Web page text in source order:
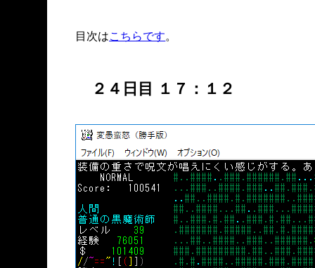
目次はこちらです。
２４日目 １７：１２